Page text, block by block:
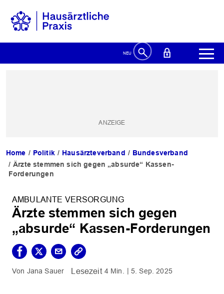
Home Politik Hausärzteverband
Bundesverband
Ärzte stemmen sich gegen „absurde“ Kassen-
Forderungen
AMBULANTE VERSORGUNG
Ärzte stemmen sich gegen
„absurde“ Kassen-Forderungen
Jana Sauer 4 Min. 5. Sep. 2025